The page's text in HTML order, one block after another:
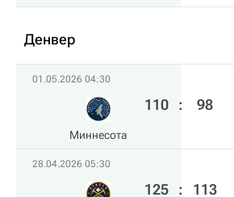
Денвер
01.05.2026 04:30
Миннесота
110 : 98
28.04.2026 05:30
125 : 113